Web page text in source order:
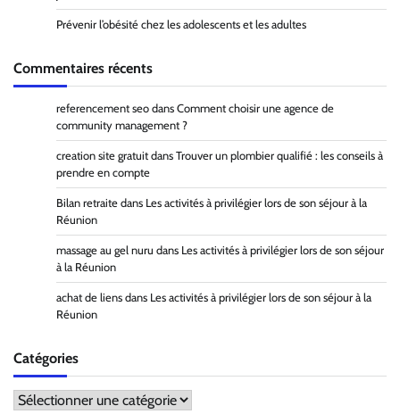
Prévenir l’obésité chez les adolescents et les adultes
Commentaires récents
referencement seo dans Comment choisir une agence de
community management ?
creation site gratuit dans Trouver un plombier qualifié : les conseils à
prendre en compte
Bilan retraite dans Les activités à privilégier lors de son séjour à la
Réunion
massage au gel nuru dans Les activités à privilégier lors de son séjour
à la Réunion
achat de liens dans Les activités à privilégier lors de son séjour à la
Réunion
Catégories
Catégories